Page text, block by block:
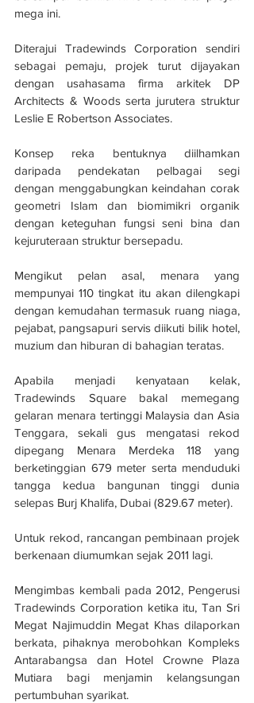
mega ini.
Diterajui Tradewinds Corporation sendiri
sebagai pemaju, projek turut dijayakan
dengan usahasama firma arkitek DP
Architects & Woods serta jurutera struktur
Leslie E Robertson Associates.
Konsep reka bentuknya diilhamkan
daripada pendekatan pelbagai segi
dengan menggabungkan keindahan corak
geometri Islam dan biomimikri organik
dengan keteguhan fungsi seni bina dan
kejuruteraan struktur bersepadu.
Mengikut pelan asal, menara yang
mempunyai 110 tingkat itu akan dilengkapi
dengan kemudahan termasuk ruang niaga,
pejabat, pangsapuri servis diikuti bilik hotel,
muzium dan hiburan di bahagian teratas.
Apabila menjadi kenyataan kelak,
Tradewinds Square bakal memegang
gelaran menara tertinggi Malaysia dan Asia
Tenggara, sekali gus mengatasi rekod
dipegang Menara Merdeka 118 yang
berketinggian 679 meter serta menduduki
tangga kedua bangunan tinggi dunia
selepas Burj Khalifa, Dubai (829.67 meter).
Untuk rekod, rancangan pembinaan projek
berkenaan diumumkan sejak 2011 lagi.
Mengimbas kembali pada 2012, Pengerusi
Tradewinds Corporation ketika itu, Tan Sri
Megat Najimuddin Megat Khas dilaporkan
berkata, pihaknya merobohkan Kompleks
Antarabangsa dan Hotel Crowne Plaza
Mutiara bagi menjamin kelangsungan
pertumbuhan syarikat.